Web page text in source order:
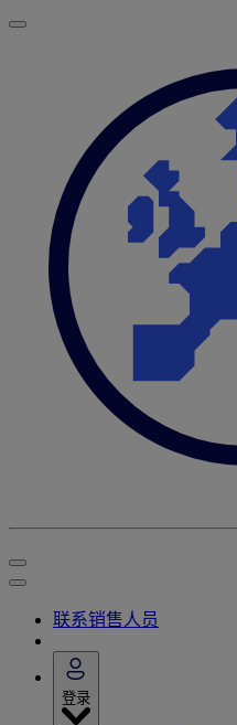
联系销售人员
登录